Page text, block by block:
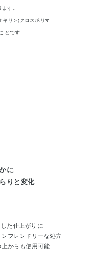
す。
キサン)クロスポリマー
とです
に
りと変化
た仕上がりに
フレンドリーな処方
からも使用可能